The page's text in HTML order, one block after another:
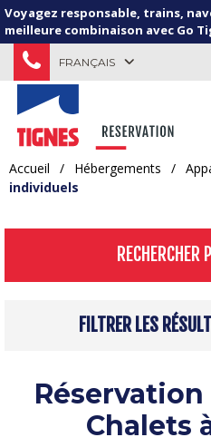
Voyagez responsable, trains,
meilleure combinaison avec Go
FRANÇAIS
Accueil / Hébergements /
individuels
RECHERCHER
FILTRER LES
Chalets